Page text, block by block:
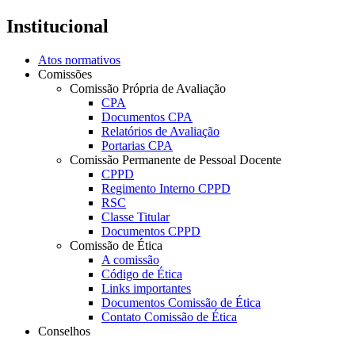
Institucional
Atos normativos
Comissões
Comissão Própria de Avaliação
CPA
Documentos CPA
Relatórios de Avaliação
Portarias CPA
Comissão Permanente de Pessoal Docente
CPPD
Regimento Interno CPPD
RSC
Classe Titular
Documentos CPPD
Comissão de Ética
A comissão
Código de Ética
Links importantes
Documentos Comissão de Ética
Contato Comissão de Ética
Conselhos